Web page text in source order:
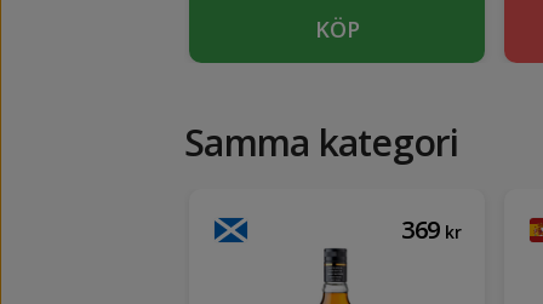
KÖP
Samma kategori
369 kr